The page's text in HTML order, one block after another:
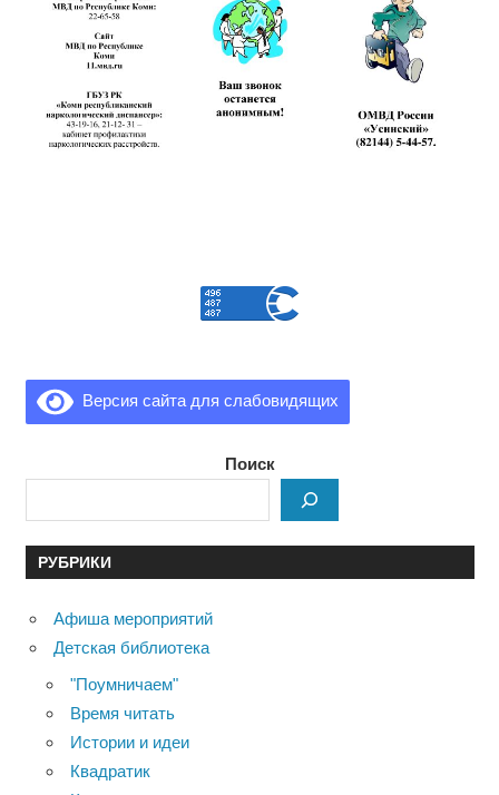
Версия сайта для слабовидящих
Поиск
РУБРИКИ
Афиша мероприятий
Детская библиотека
"Поумничаем"
Время читать
Истории и идеи
Квадратик